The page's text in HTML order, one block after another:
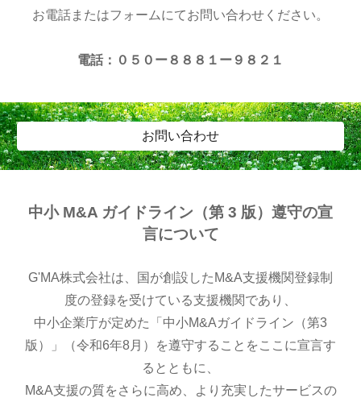
お電話またはフォームにてお問い合わせください。
電話：０５０ー８８８１ー９８２１
お問い合わせ
中小 M&A ガイドライン（第 3 版）遵守の宣
言について
G'MA株式会社は、国が創設したM&A支援機関登録制
度の登録を受けている支援機関であり、
中小企業庁が定めた「中小M&Aガイドライン（第3
版）」（令和6年8月）を遵守することをここに宣言す
るとともに、
M&A支援の質をさらに高め、より充実したサービスの